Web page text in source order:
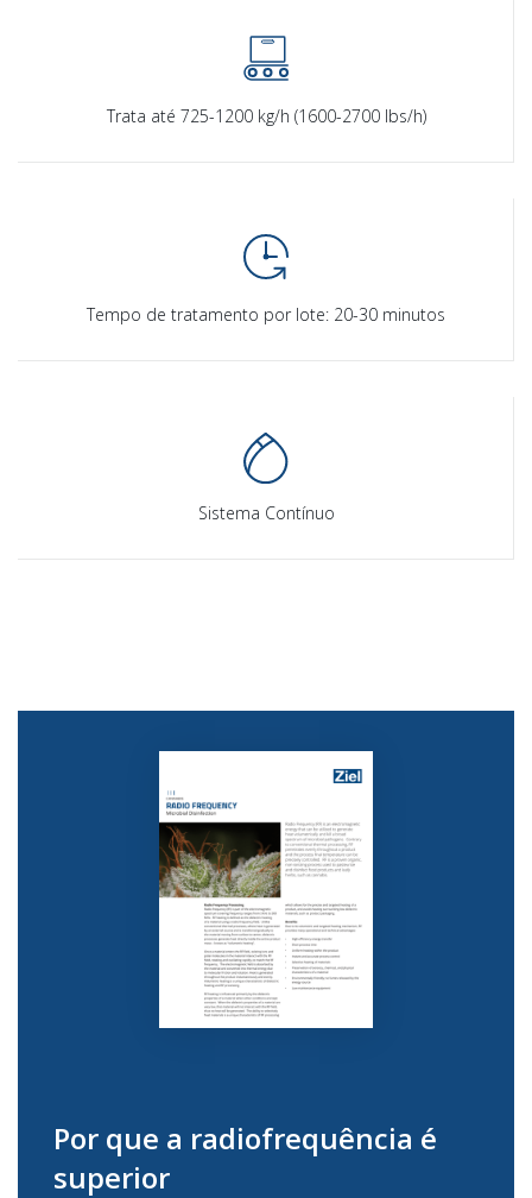
Trata até 725-1200 kg/h (1600-2700 lbs/h)
Tempo de tratamento por lote: 20-30 minutos
Sistema Contínuo
Por que a radiofrequência é
superior